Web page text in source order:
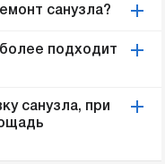
санузла?
подходит
санузла, при